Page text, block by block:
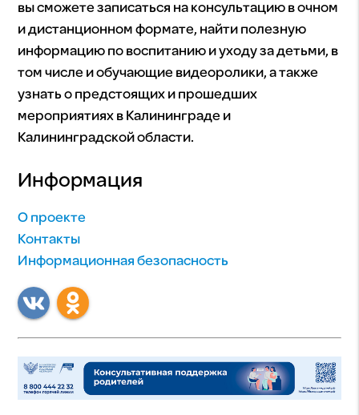
вы сможете записаться на консультацию в очном
и дистанционном формате, найти полезную
информацию по воспитанию и уходу за детьми, в
том числе и обучающие видеоролики, а также
узнать о предстоящих и прошедших
мероприятиях в Калининграде и
Калининградской области.
Информация
О проекте
Контакты
Информационная безопасность